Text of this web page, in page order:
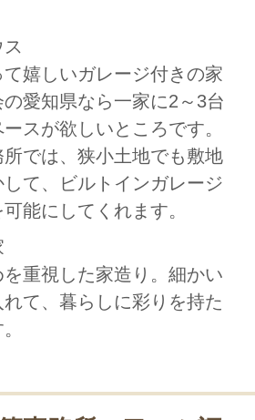
嬉しいガレージ付きの家
愛知県なら一家に2～3台
スが欲しいところです。
所では、狭小土地でも敷地
て、ビルトインガレージ
能にしてくれます。
重視した家造り。細かい
て、暮らしに彩りを持た